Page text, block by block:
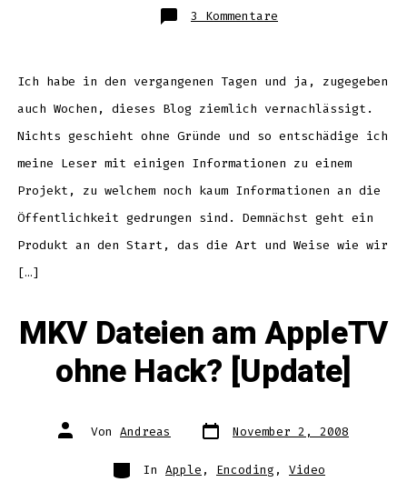
3 Kommentare
Neuer
Ich habe in den vergangenen Tagen und ja, zugegeben
auch Wochen, dieses Blog ziemlich vernachlässigt.
Nichts geschieht ohne Gründe und so entschädige ich
meine Leser mit einigen Informationen zu einem
Projekt, zu welchem noch kaum Informationen an die
Öffentlichkeit gedrungen sind. Demnächst geht ein
Produkt an den Start, das die Art und Weise wie wir
[…]
MKV Dateien am AppleTV
ohne Hack? [Update]
Autor
des Von Andreas Datum
des
November 2, 2008
Kategorien
In Apple , Encoding , Video